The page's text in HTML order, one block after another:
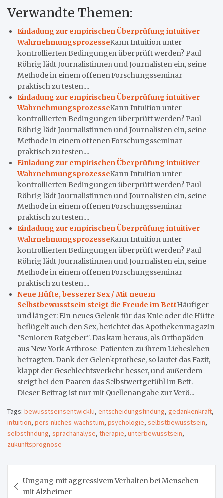
Verwandte Themen:
Einladung zur empirischen Überprüfung intuitiver
WahrnehmungsprozesseKann Intuition unter
kontrollierten Bedingungen überprüft werden? Paul
Röhrig lädt Journalistinnen und Journalisten ein, seine
Methode in einem offenen Forschungsseminar
praktisch zu testen....
Einladung zur empirischen Überprüfung intuitiver
WahrnehmungsprozesseKann Intuition unter
kontrollierten Bedingungen überprüft werden? Paul
Röhrig lädt Journalistinnen und Journalisten ein, seine
Methode in einem offenen Forschungsseminar
praktisch zu testen....
Einladung zur empirischen Überprüfung intuitiver
WahrnehmungsprozesseKann Intuition unter
kontrollierten Bedingungen überprüft werden? Paul
Röhrig lädt Journalistinnen und Journalisten ein, seine
Methode in einem offenen Forschungsseminar
praktisch zu testen....
Einladung zur empirischen Überprüfung intuitiver
WahrnehmungsprozesseKann Intuition unter
kontrollierten Bedingungen überprüft werden? Paul
Röhrig lädt Journalistinnen und Journalisten ein, seine
Methode in einem offenen Forschungsseminar
praktisch zu testen....
Neue Hüfte, besserer Sex / Mit neuem
Selbstbewusstsein steigt die Freude im BettHäufiger
und länger: Ein neues Gelenk für das Knie oder die Hüfte
beflügelt auch den Sex, berichtet das Apothekenmagazin
"Senioren Ratgeber". Das kam heraus, als Orthopäden
aus New York Arthrose-Patienten zu ihrem Liebesleben
befragten. Dank der Gelenkprothese, so lautet das Fazit,
klappt der Geschlechtsverkehr besser, und außerdem
steigt bei den Paaren das Selbstwertgefühl im Bett.
Dieser Beitrag ist nur mit Quellenangabe zur Verö...
Tags: bewusstseinsentwicklu, entscheidungsfindung, gedankenkraft,
intuition, pers-nliches-wachstum, psychologie, selbstbewusstsein,
selbstfindung, sprachanalyse, therapie, unterbewusstsein,
zukunftsprognose
Umgang mit aggressivem Verhalten bei Menschen
mit Alzheimer